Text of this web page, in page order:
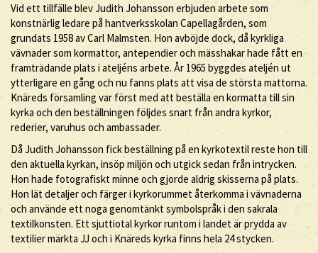
Vid ett tillfälle blev Judith Johansson erbjuden arbete som
konstnärlig ledare på hantverksskolan Capellagården, som
grundats 1958 av Carl Malmsten. Hon avböjde dock, då kyrkliga
vävnader som kormattor, antependier och mässhakar hade fått en
framträdande plats i ateljéns arbete. År 1965 byggdes ateljén ut
ytterligare en gång och nu fanns plats att visa de största mattorna.
Knäreds församling var först med att beställa en kormatta till sin
kyrka och den beställningen följdes snart från andra kyrkor,
rederier, varuhus och ambassader.
Då Judith Johansson fick beställning på en kyrkotextil reste hon till
den aktuella kyrkan, insöp miljön och utgick sedan från intrycken.
Hon hade fotografiskt minne och gjorde aldrig skisserna på plats.
Hon lät detaljer och färger i kyrkorummet återkomma i vävnaderna
och använde ett noga genomtänkt symbolspråk i den sakrala
textilkonsten. Ett sjuttiotal kyrkor runtom i landet är prydda av
textilier märkta JJ och i Knäreds kyrka finns hela 24 stycken.